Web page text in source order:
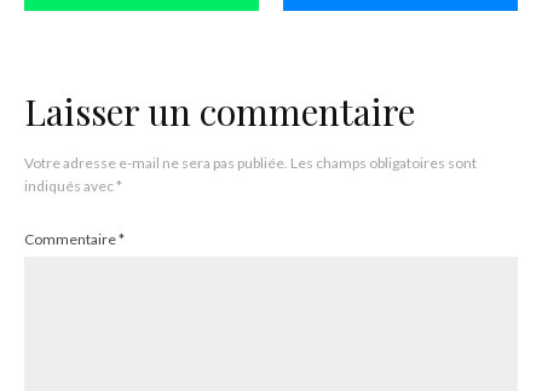
Laisser un commentaire
Votre adresse e-mail ne sera pas publiée. Les champs obligatoires sont
indiqués avec*
Commentaire*